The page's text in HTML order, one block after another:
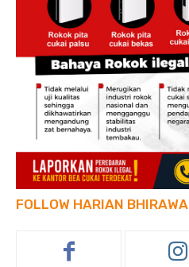
FOLLOW HARIAN BHIRAWA